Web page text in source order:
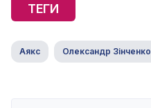
ТЕГИ
Аякс Олександр Зінченко